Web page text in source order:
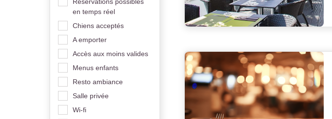
en temps réel
Chiens acceptés
A emporter
Accès aux moins valides
Menus enfants
Resto ambiance
Salle privée
Wi-fi